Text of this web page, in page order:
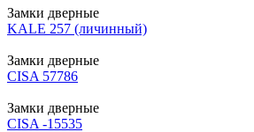
Замки дверные
KALE 257 (личинный)
Замки дверные
CISA 57786
Замки дверные
CISA -15535